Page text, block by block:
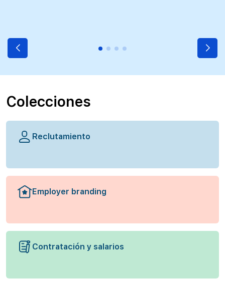
Colecciones
Reclutamiento
Employer branding
Contratación y salarios